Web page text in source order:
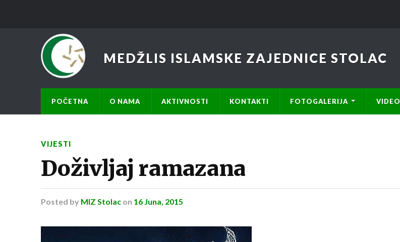
MEDŽLIS ISLAMSKE ZAJEDNICE STOLAC
POČETNA O NAMA AKTIVNOSTI KONTAKTI FOTOGALERIJA VIDEO
VIJESTI
Doživljaj ramazana
Posted by MIZ Stolac on 16 Juna, 2015